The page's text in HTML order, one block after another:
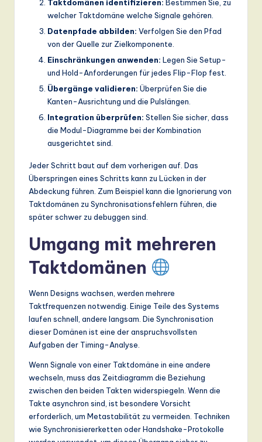
Taktdomänen identifizieren: Bestimmen Sie, zu
welcher Taktdomäne welche Signale gehören.
Datenpfade abbilden: Verfolgen Sie den Pfad
von der Quelle zur Zielkomponente.
Einschränkungen anwenden: Legen Sie Setup-
und Hold-Anforderungen für jedes Flip-Flop fest.
Übergänge validieren: Überprüfen Sie die
Kanten-Ausrichtung und die Pulslängen.
Integration überprüfen: Stellen Sie sicher, dass
die Modul-Diagramme bei der Kombination
ausgerichtet sind.
Jeder Schritt baut auf dem vorherigen auf. Das
Überspringen eines Schritts kann zu Lücken in der
Abdeckung führen. Zum Beispiel kann die Ignorierung von
Taktdomänen zu Synchronisationsfehlern führen, die
später schwer zu debuggen sind.
Umgang mit mehreren
Taktdomänen
Wenn Designs wachsen, werden mehrere
Taktfrequenzen notwendig. Einige Teile des Systems
laufen schnell, andere langsam. Die Synchronisation
dieser Domänen ist eine der anspruchsvollsten
Aufgaben der Timing-Analyse.
Wenn Signale von einer Taktdomäne in eine andere
wechseln, muss das Zeitdiagramm die Beziehung
zwischen den beiden Takten widerspiegeln. Wenn die
Takte asynchron sind, ist besondere Vorsicht
erforderlich, um Metastabilität zu vermeiden. Techniken
wie Synchronisiererketten oder Handshake-Protokolle